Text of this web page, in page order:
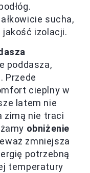
sucha,
jakość izolacji.
poddasza,
Przede
cieplny w
latem nie
zimą nie traci
obniżenie
zmniejsza
potrzebną
temperatury